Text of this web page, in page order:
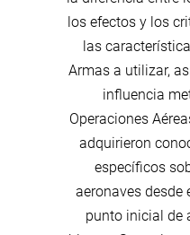
los efectos y los
las
Armas a utilizar,
influencia
Operaciones
adquirieron
específicos
aeronaves desde
punto inicial de